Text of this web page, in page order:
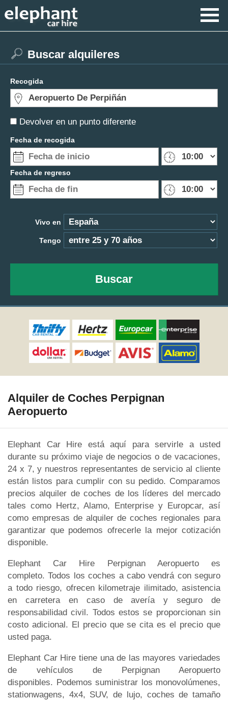
Devolver en un punto diferente
Buscar alquileres
Recogida
Fecha de recogida
Fecha de regreso
Vivo en
Tengo
Buscar
Alquiler de Coches Perpignan
Aeropuerto
Elephant Car Hire está aquí para servirle a usted
durante su próximo viaje de negocios o de vacaciones,
24 x 7, y nuestros representantes de servicio al cliente
están listos para cumplir con su pedido. Comparamos
precios alquiler de coches de los líderes del mercado
tales como Hertz, Alamo, Enterprise y Europcar, así
como empresas de alquiler de coches regionales para
garantizar que podemos ofrecerle la mejor cotización
disponible.
Elephant Car Hire Perpignan Aeropuerto es
completo. Todos los coches a cabo vendrá con seguro
a todo riesgo, ofrecen kilometraje ilimitado, asistencia
en carretera en caso de avería y seguro de
responsabilidad civil. Todos estos se proporcionan sin
costo adicional. El precio que se cita es el precio que
usted paga.
Elephant Car Hire tiene una de las mayores variedades
de vehículos de Perpignan Aeropuerto
disponibles. Podemos suministrar los monovolúmenes,
stationwagens, 4x4, SUV, de lujo, coches de tamaño